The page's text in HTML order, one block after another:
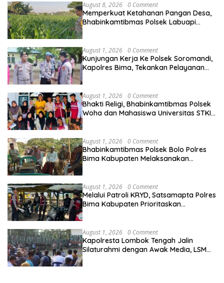
August 8, 2026 0 Comment
Memperkuat Ketahanan Pangan Desa,
Bhabinkamtibmas Polsek Labuapi
August 1, 2026 0 Comment
Kunjungan Kerja Ke Polsek Soromandi,
Kapolres Bima, Tekankan Pelayanan
August 1, 2026 0 Comment
Bhakti Religi, Bhabinkamtibmas Polsek
Woha dan Mahasiswa Universitas STKIP
August 1, 2026 0 Comment
Bhabinkamtibmas Polsek Bolo Polres
Bima Kabupaten Melaksanakan
August 1, 2026 0 Comment
Melalui Patroli KRYD, Satsamapta Polres
Bima Kabupaten Prioritaskan
August 1, 2026 0 Comment
Kapolresta Lombok Tengah Jalin
Silaturahmi dengan Awak Media, LSM